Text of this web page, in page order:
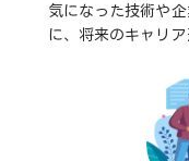
気になった技術や
に、将来のキャリア